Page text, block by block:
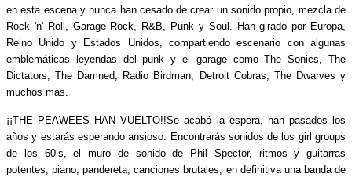
en esta escena y nunca han cesado de crear un sonido propio, mezcla de
Rock 'n' Roll, Garage Rock, R&B, Punk y Soul. Han girado por Europa,
Reino Unido y Estados Unidos, compartiendo escenario con algunas
emblemáticas leyendas del punk y el garage como The Sonics, The
Dictators, The Damned, Radio Birdman, Detroit Cobras, The Dwarves y
muchos más.
¡¡THE PEAWEES HAN VUELTO!!Se acabó la espera, han pasados los
años y estarás esperando ansioso. Encontrarás sonidos de los girl groups
de los 60’s, el muro de sonido de Phil Spector, ritmos y guitarras
potentes, piano, pandereta, canciones brutales, en definitiva una banda de